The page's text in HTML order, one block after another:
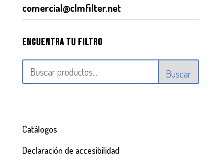
comercial@clmfilter.net
Encuentra tu filtro
Buscar
Catálogos
Declaración de accesibilidad